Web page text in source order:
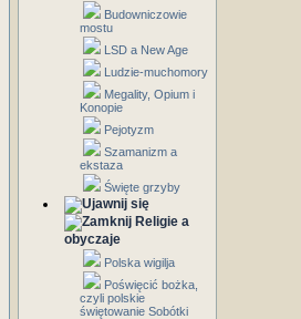
Budowniczowie
mostu
LSD a New Age
Ludzie-muchomory
Megality, Opium i
Konopie
Pejotyzm
Szamanizm a
ekstaza
Święte grzyby
Religie a
obyczaje
Polska wigilja
Poświęcić bożka,
czyli polskie
świętowanie Sobótki